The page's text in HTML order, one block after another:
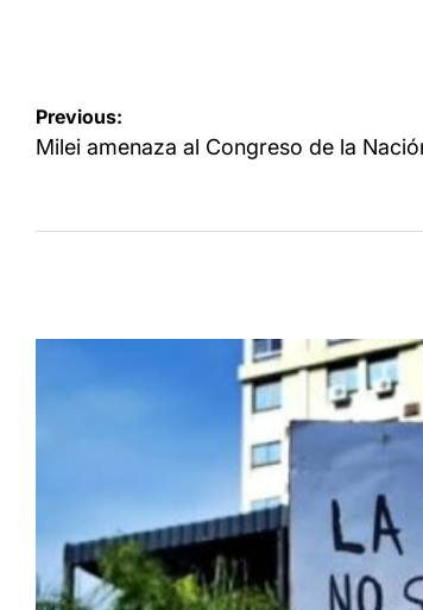
Navegación
de
Previous:
Milei amenaza al Congreso de la